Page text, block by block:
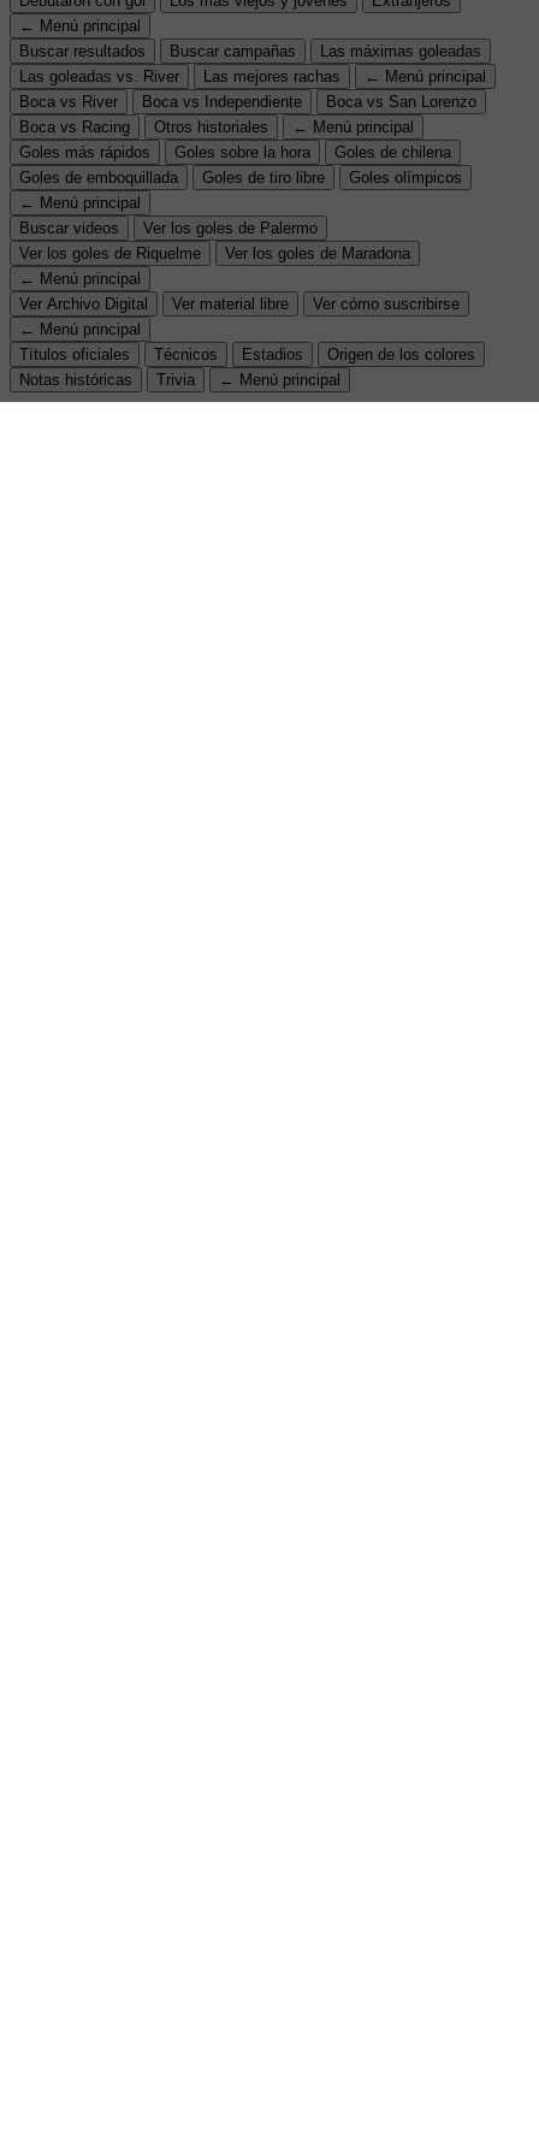
← Menú principal
Buscar resultados
Buscar campañas
Las máximas goleadas
Las goleadas vs. River
Las mejores rachas
← Menú principal
Boca vs River
Boca vs Independiente
Boca vs San Lorenzo
Boca vs Racing
Otros historiales
← Menú principal
Goles más rápidos
Goles sobre la hora
Goles de chilena
Goles de emboquillada
Goles de tiro libre
Goles olímpicos
← Menú principal
Buscar videos
Ver los goles de Palermo
Ver los goles de Riquelme
Ver los goles de Maradona
← Menú principal
Ver Archivo Digital
Ver material libre
Ver cómo suscribirse
← Menú principal
Títulos oficiales
Técnicos Estadios
Origen de los colores
Notas históricas
Trivia ← Menú principal